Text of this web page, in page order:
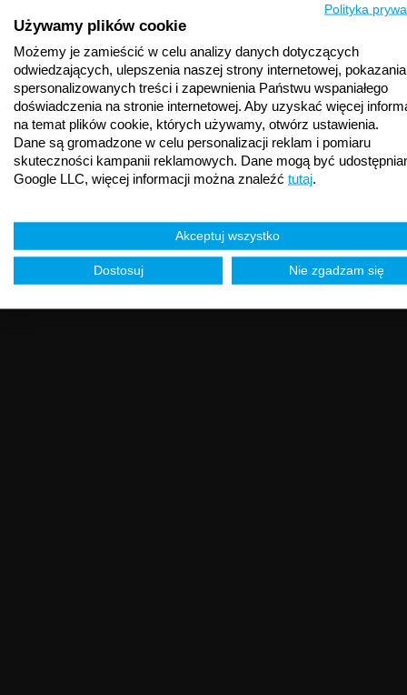
Polityka
Używamy plików cookie
Możemy je zamieścić w celu analizy danych dotyczących
odwiedzających, ulepszenia naszej strony internetowej, pokazania
spersonalizowanych treści i zapewnienia Państwu wspaniałego
doświadczenia na stronie internetowej. Aby uzyskać więcej
na temat plików cookie, których używamy, otwórz ustawienia.
Dane są gromadzone w celu personalizacji reklam i pomiaru
skuteczności kampanii reklamowych. Dane mogą być
Google LLC, więcej informacji można znaleźć tutaj
Akceptuj wszystko
Dostosuj Nie zgadzam się